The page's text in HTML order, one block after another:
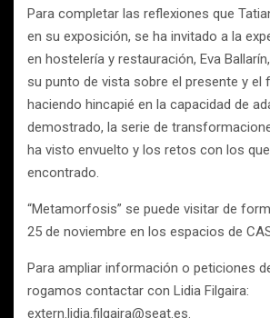
Para completar las reflexiones que
en su exposición, se ha invitado a la
en hostelería y restauración, Eva
su punto de vista sobre el presente y el
haciendo hincapié en la capacidad de
demostrado, la serie de
ha visto envuelto y los retos con los
encontrado.
“Metamorfosis” se puede visitar de
25 de noviembre en los espacios de
Para ampliar información o peticiones
rogamos contactar con Lidia Filgaira:
extern.lidia.filgaira@seat.es.